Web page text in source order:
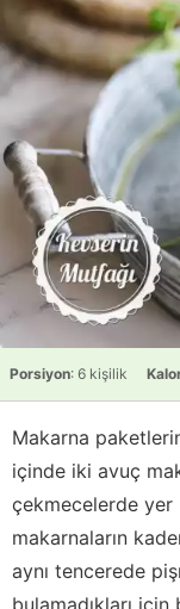
Porsiyon: 6 kişilik
Makarna
içinde iki avuç
çekmecelerde yer
makarnaların
aynı tencerede
bulamadıkları